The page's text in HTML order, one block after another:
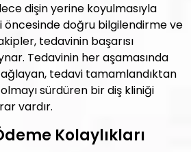
dişin yerine koyulmasıyla
öncesinde doğru bilgilendirme ve
tedavinin başarısı
Tedavinin her aşamasında
tedavi tamamlandıktan
sürdüren bir diş kliniği
vardır.
Kolaylıkları